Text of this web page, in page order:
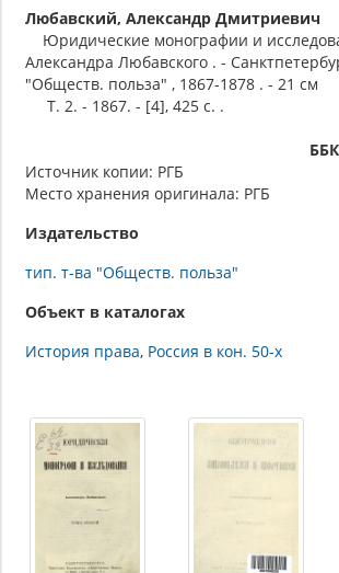
Любавский, Александр Дмитриевич
Юридические монографии и
Александра Любавского . -
"Обществ. польза" , 1867-1878 . - 21 см
Т. 2. - 1867. - [4], 425 с. .
Источник копии: РГБ
Место хранения оригинала: РГБ
Издательство
тип. т-ва "Обществ. польза"
Объект в каталогах
История права Россия в кон. 50-х